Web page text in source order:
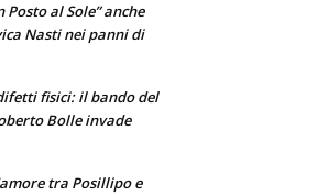
Posto al Sole” anche
Nasti nei panni di
fisici: il bando del
Bolle invade
tra Posillipo e